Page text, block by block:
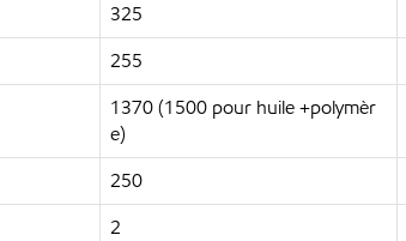
325
255
1370 (1500 pour huile +polymèr
e)
250
2